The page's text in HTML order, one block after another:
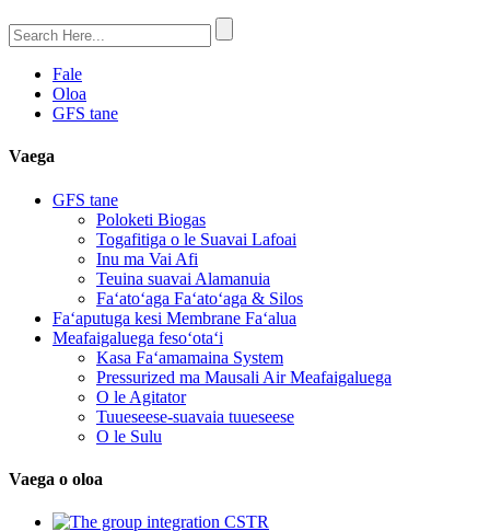
Fale
Oloa
GFS tane
Vaega
GFS tane
Poloketi Biogas
Togafitiga o le Suavai Lafoai
Inu ma Vai Afi
Teuina suavai Alamanuia
Faʻatoʻaga Faʻatoʻaga & Silos
Faʻaputuga kesi Membrane Faʻalua
Meafaigaluega fesoʻotaʻi
Kasa Faʻamamaina System
Pressurized ma Mausali Air Meafaigaluega
O le Agitator
Tuueseese-suavaia tuueseese
O le Sulu
Vaega o oloa